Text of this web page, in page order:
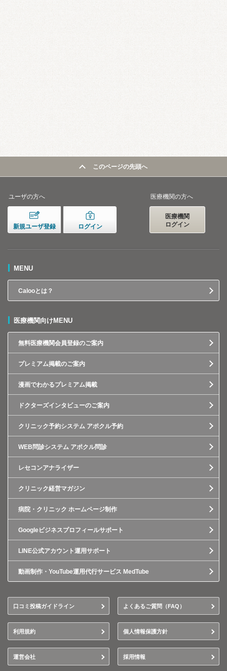
このページの先頭へ
ユーザの方へ
新規ユーザ登録 ログイン
医療機関の方へ
医療機関
ログイン
MENU
Calooとは？
医療機関向けMENU
無料医療機関会員登録のご案内
プレミアム掲載のご案内
漫画でわかるプレミアム掲載
ドクターズインタビューのご案内
クリニック予約システム アポクル予約
WEB問診システム アポクル問診
レセコンアナライザー
クリニック経営マガジン
病院・クリニック ホームページ制作
Googleビジネスプロフィールサポート
LINE公式アカウント運用サポート
動画制作・YouTube運用代行サービス MedTube
口コミ投稿ガイドライン よくあるご質問（FAQ）
利用規約 個人情報保護方針
運営会社 採用情報